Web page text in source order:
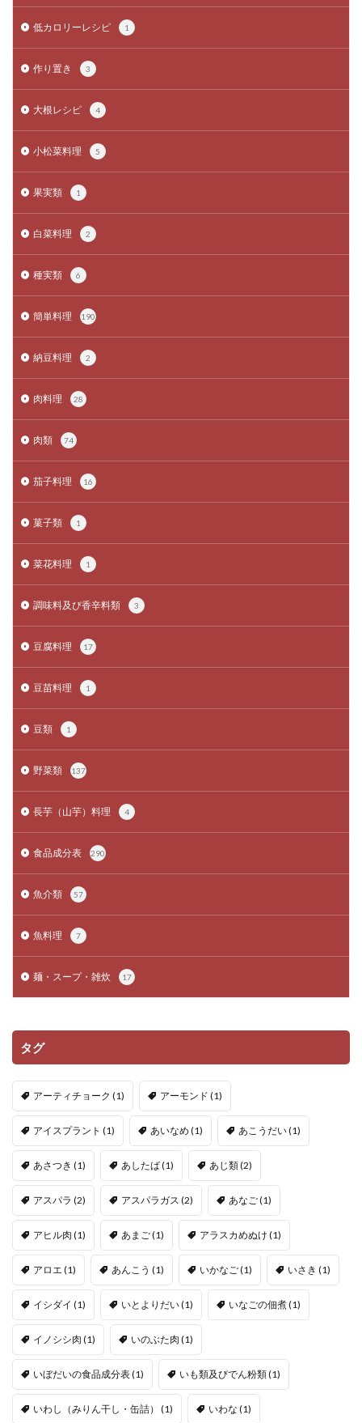
低カロリーレシピ 1
作り置き 3
大根レシピ 4
小松菜料理 5
果実類 1
白菜料理 2
種実類 6
簡単料理 190
納豆料理 2
肉料理 28
肉類 74
茄子料理 16
菓子類 1
菜花料理 1
調味料及び香辛料類 3
豆腐料理 17
豆苗料理 1
豆類 1
野菜類 137
長芋（山芋）料理 4
食品成分表 290
魚介類 57
魚料理 7
麺・スープ・雑炊 17
タグ
アーティチョーク (1) アーモンド (1)
アイスプラント (1) あいなめ (1) あこうだい(1)
あさつき (1) あしたば(1) あじ類(2)
アスパラ (2) アスパラガス (2) あなご(1)
アヒル肉 (1) あまご(1) アラスカめぬけ (1)
アロエ (1) あんこう (1) いかなご(1) いさき (1)
イシダイ (1) いとよりだい(1) いなごの佃煮(1)
イノシシ肉 (1) いのぶた肉 (1)
いぼだいの食品成分表(1) いも類及びでん粉類(1)
いわし（みりん干し・缶詰） (1) いわな (1)